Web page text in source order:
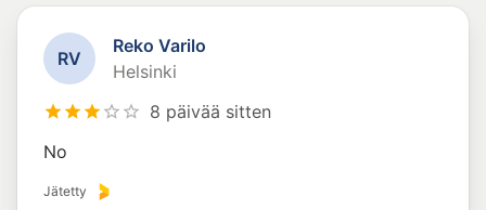
RV
Reko Varilo
Helsinki
8 päivää sitten
No
Jätetty